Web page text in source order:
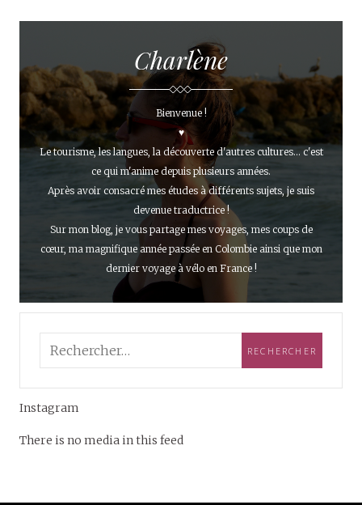
Charlène
Bienvenue !
♥
Le tourisme, les langues, la découverte d'autres cultures... c'est
ce qui m'anime depuis plusieurs années.
Après avoir consacré mes études à différents sujets, je suis
devenue traductrice !
Sur mon blog, je vous partage mes voyages, mes coups de
cœur, ma magnifique année passée en Colombie ainsi que mon
dernier voyage à vélo en France !
Instagram
There is no media in this feed